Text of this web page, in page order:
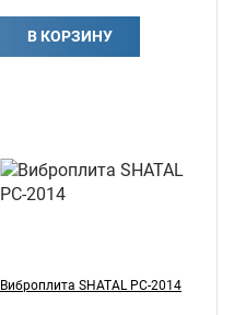
В КОРЗИНУ
Виброплита SHATAL PC-2014